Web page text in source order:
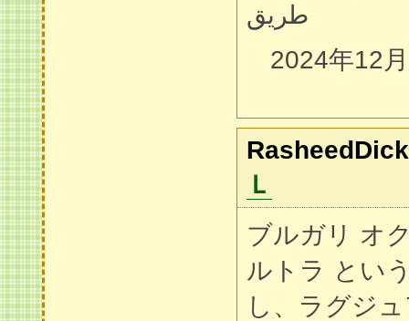
طريق
2024年12
Ｌ
ブルガリ オ
ルトラ とい
し、ラグジ